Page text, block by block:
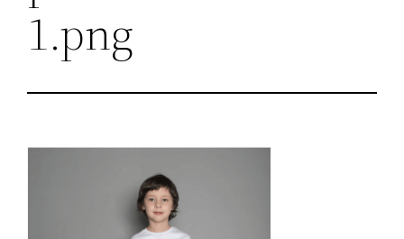
1.png